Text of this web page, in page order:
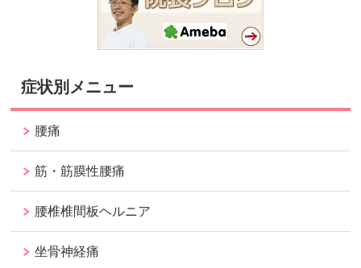
症状別メニュー
腰痛
筋・筋膜性腰痛
腰椎椎間板ヘルニア
坐骨神経痛